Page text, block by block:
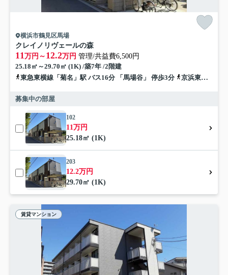
横浜市鶴見区馬場
クレイノリヴェールの森
11万円～ 12.2万円 管理/共益費6,500円
25.18㎡～29.70㎡ (1K) /築7年 /2階建
東急東横線「菊名」駅 バス16分 「馬場谷」 停歩3分
京浜東北線「鶴見」駅 バス20分 「馬場谷」 停歩3分
募集中の部屋
102
11万円
25.18㎡ (1K)
203
12.2万円
29.70㎡ (1K)
賃貸マンション